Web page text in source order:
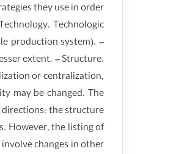
they use in order
Technologic
production system). –
extent. – Structure.
or centralization,
may be changed. The
directions: the structure
However, the listing of
changes in other